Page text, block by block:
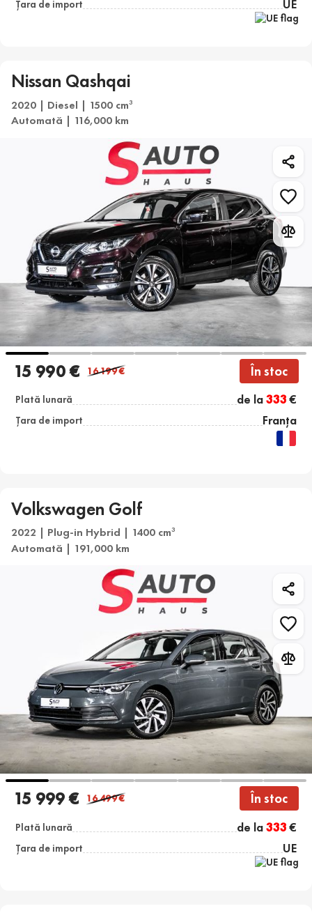
Țara de import UE
Nissan Qashqai
2020 | Diesel | 1500 cm3
Automată | 116,000 km
15 990 € 16 199€ În stoc
Plată lunară de la333€
Țara de import Franța
Volkswagen Golf
2022 | Plug-in Hybrid | 1400 cm3
Automată | 191,000 km
15 999 € 16 499€ În stoc
Plată lunară de la333€
Țara de import UE